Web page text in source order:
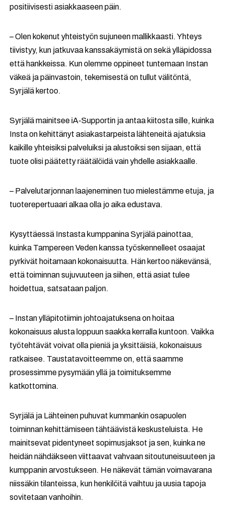
positiivisesti asiakkaaseen päin.
– Olen kokenut yhteistyön sujuneen mallikkaasti. Yhteys
tiivistyy, kun jatkuvaa kanssakäymistä on sekä ylläpidossa
että hankkeissa. Kun olemme oppineet tuntemaan Instan
väkeä ja päinvastoin, tekemisestä on tullut välitöntä,
Syrjälä kertoo.
Syrjälä mainitsee iA-Supportin ja antaa kiitosta sille, kuinka
Insta on kehittänyt asiakastarpeista lähteneitä ajatuksia
kaikille yhteisiksi palveluiksi ja alustoiksi sen sijaan, että
tuote olisi päätetty räätälöidä vain yhdelle asiakkaalle.
– Palvelutarjonnan laajeneminen tuo mielestämme etuja, ja
tuoterepertuaari alkaa olla jo aika edustava.
Kysyttäessä Instasta kumppanina Syrjälä painottaa,
kuinka Tampereen Veden kanssa työskennelleet osaajat
pyrkivät hoitamaan kokonaisuutta. Hän kertoo näkevänsä,
että toiminnan sujuvuuteen ja siihen, että asiat tulee
hoidettua, satsataan paljon.
– Instan ylläpitotiimin johtoajatuksena on hoitaa
kokonaisuus alusta loppuun saakka kerralla kuntoon. Vaikka
työtehtävät voivat olla pieniä ja yksittäisiä, kokonaisuus
ratkaisee. Taustatavoitteemme on, että saamme
prosessimme pysymään yllä ja toimituksemme
katkottomina.
Syrjälä ja Lähteinen puhuvat kummankin osapuolen
toiminnan kehittämiseen tähtäävistä keskusteluista. He
mainitsevat pidentyneet sopimusjaksot ja sen, kuinka ne
heidän nähdäkseen viittaavat vahvaan sitoutuneisuuteen ja
kumppanin arvostukseen. He näkevät tämän voimavarana
niissäkin tilanteissa, kun henkilöitä vaihtuu ja uusia tapoja
sovitetaan vanhoihin.